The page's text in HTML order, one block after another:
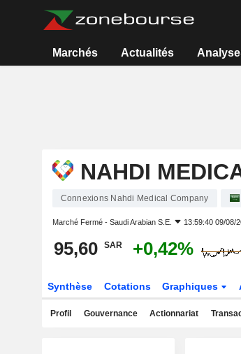
Marchés Actualités
NAHDI
Connexions Nahdi Medical Company
Marché Fermé - Saudi Arabian S.E. 13:59:40 09/08/
95,60 SAR +0,42%
Synthèse Cotations Graphiques
Profil Gouvernance Actionnariat